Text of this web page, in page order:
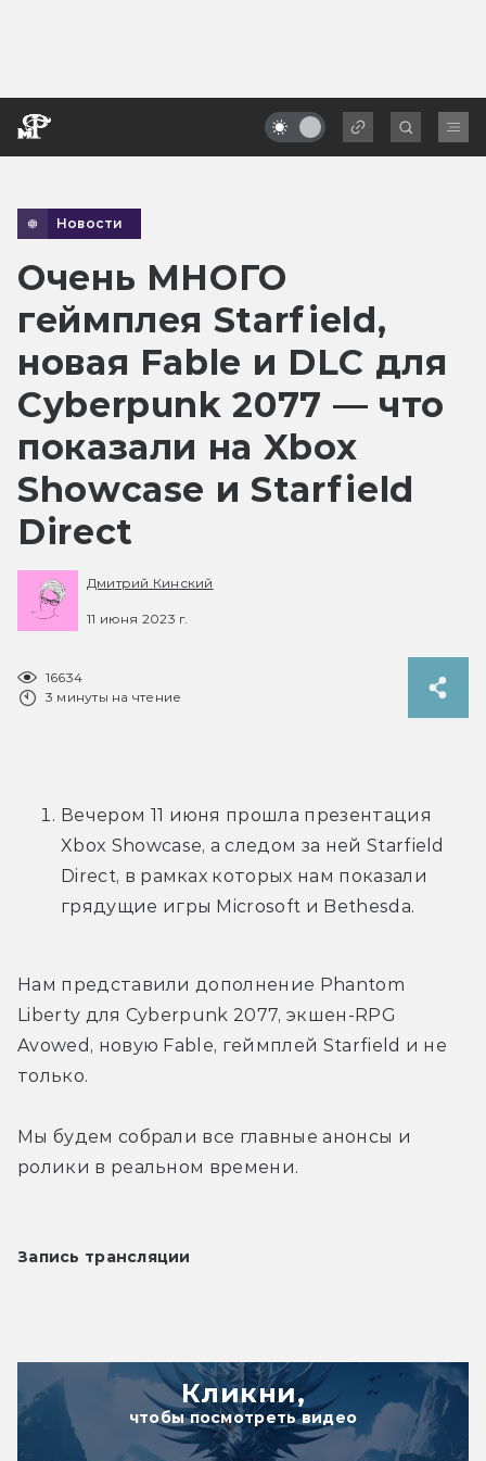
Новости
Очень МНОГО
геймплея Starfield,
новая Fable и DLC для
Cyberpunk 2077 — что
показали на Xbox
Showcase и Starfield
Direct
Дмитрий Кинский
11 июня 2023 г.
16634
3 минуты на чтение
Вечером 11 июня прошла презентация
Xbox Showcase, а следом за ней Starfield
Direct, в рамках которых нам показали
грядущие игры Microsoft и Bethesda.
Нам представили дополнение Phantom
Liberty для Cyberpunk 2077, экшен-RPG
Avowed, новую Fable, геймплей Starfield и не
только.
Мы будем собрали все главные анонсы и
ролики в реальном времени.
Запись трансляции
Кликни,
чтобы посмотреть видео